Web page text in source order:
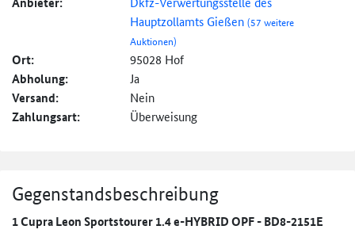
Hauptzollamts Gießen(57 weitere
Auktionen)
Ort: 95028 Hof
Abholung: Ja
Versand: Nein
Zahlungsart: Überweisung
Gegenstandsbeschreibung
1 Cupra Leon Sportstourer 1.4 e-HYBRID OPF - BD8-2151E